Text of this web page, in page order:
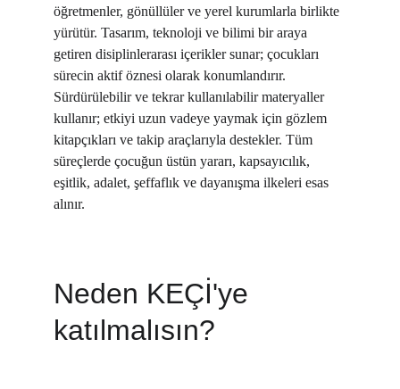
öğretmenler, gönüllüler ve yerel kurumlarla birlikte
yürütür. Tasarım, teknoloji ve bilimi bir araya
getiren disiplinlerarası içerikler sunar; çocukları
sürecin aktif öznesi olarak konumlandırır.
Sürdürülebilir ve tekrar kullanılabilir materyaller
kullanır; etkiyi uzun vadeye yaymak için gözlem
kitapçıkları ve takip araçlarıyla destekler. Tüm
süreçlerde çocuğun üstün yararı, kapsayıcılık,
eşitlik, adalet, şeffaflık ve dayanışma ilkeleri esas
alınır.
Neden KEÇİ'ye
katılmalısın?